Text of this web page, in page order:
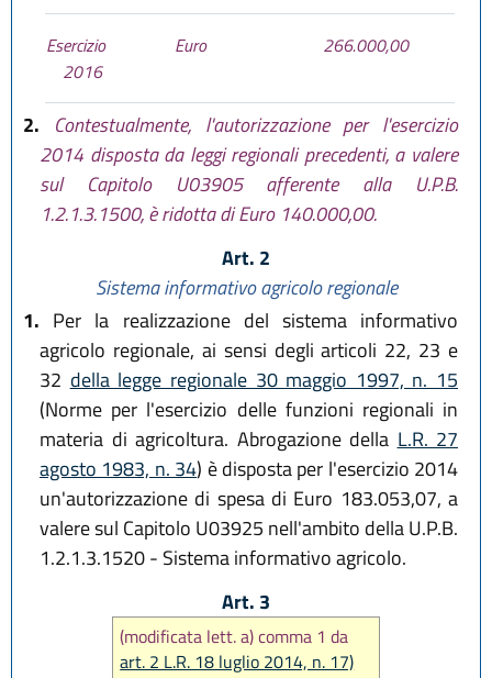
Esercizio
2016
Euro 266.000,00
2. Contestualmente, l'autorizzazione per l'esercizio
2014 disposta da leggi regionali precedenti, a valere
sul Capitolo U03905 afferente alla U.P.B.
1.2.1.3.1500, è ridotta di Euro 140.000,00.
Art. 2
Sistema informativo agricolo regionale
1. Per la realizzazione del sistema informativo
agricolo regionale, ai sensi degli articoli 22, 23 e
32 della legge regionale 30 maggio 1997, n. 15
(Norme per l'esercizio delle funzioni regionali in
materia di agricoltura. Abrogazione della L.R. 27
agosto 1983, n. 34) è disposta per l'esercizio 2014
un'autorizzazione di spesa di Euro 183.053,07, a
valere sul Capitolo U03925 nell'ambito della U.P.B.
1.2.1.3.1520 - Sistema informativo agricolo.
Art. 3
(modificata lett. a) comma 1 da
art. 2 L.R. 18 luglio 2014, n. 17)